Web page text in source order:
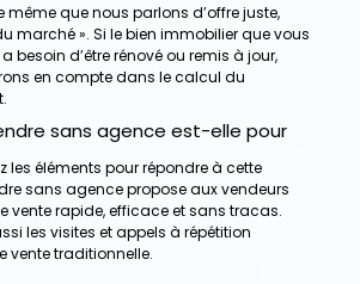
même que nous parlons d’offre juste,
marché ». Si le bien immobilier que vous
besoin d’être rénové ou remis à jour,
en compte dans le calcul du
sans agence est-elle pour
les éléments pour répondre à cette
sans agence propose aux vendeurs
vente rapide, efficace et sans tracas.
les visites et appels à répétition
vente traditionnelle.